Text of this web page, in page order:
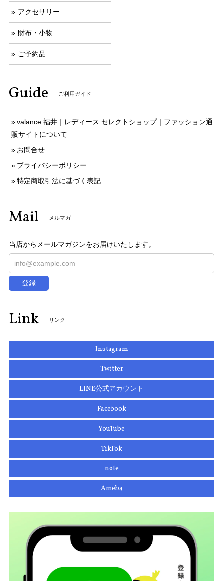
アクセサリー
財布・小物
ご予約品
Guide ご利用ガイド
valance 福井｜レディース セレクトショップ｜ファッション通
販サイトについて
お問合せ
プライバシーポリシー
特定商取引法に基づく表記
Mail メルマガ
当店からメールマガジンをお届けいたします。
登録
Link リンク
Instagram
Twitter
LINE公式アカウント
Facebook
YouTube
TikTok
note
Ameba